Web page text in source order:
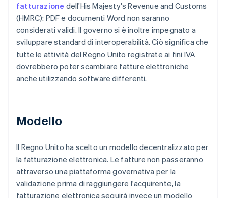
fatturazione dell'His Majesty's Revenue and Customs
(HMRC): PDF e documenti Word non saranno
considerati validi. Il governo si è inoltre impegnato a
sviluppare standard di interoperabilità. Ciò significa che
tutte le attività del Regno Unito registrate ai fini IVA
dovrebbero poter scambiare fatture elettroniche
anche utilizzando software differenti.
Modello
Il Regno Unito ha scelto un modello decentralizzato per
la fatturazione elettronica. Le fatture non passeranno
attraverso una piattaforma governativa per la
validazione prima di raggiungere l'acquirente, la
fatturazione elettronica seguirà invece un modello